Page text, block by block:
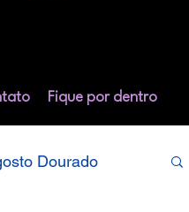
Fique por dentro
Dourado